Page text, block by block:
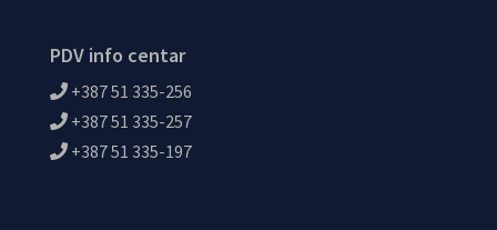
PDV info centar
+387 51 335-256
+387 51 335-257
+387 51 335-197